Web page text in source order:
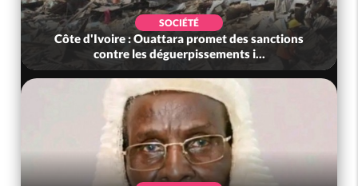
SOCIÉTÉ
Côte d'Ivoire : Ouattara promet des sanctions
contre les déguerpissements i...